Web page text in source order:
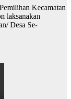
Kecamatan
laksanakan
Desa Se-